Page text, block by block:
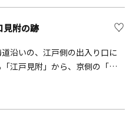
銅鐘は国指定の重要文化財と
います。
見附の跡
沿いの、江戸側の出入り口に
「江戸見附」から、京側の「京
イタリア公使のバルバラーニ